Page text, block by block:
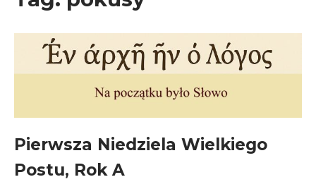
Pierwsza Niedziela Wielkiego
Postu, Rok A